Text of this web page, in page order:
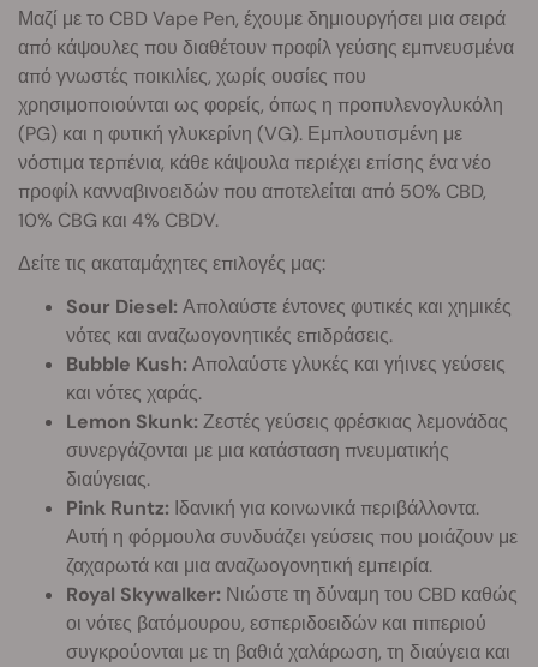
Μαζί με το CBD Vape Pen, έχουμε δημιουργήσει μια σειρά
από κάψουλες που διαθέτουν προφίλ γεύσης εμπνευσμένα
από γνωστές ποικιλίες, χωρίς ουσίες που
χρησιμοποιούνται ως φορείς, όπως η προπυλενογλυκόλη
(PG) και η φυτική γλυκερίνη (VG). Εμπλουτισμένη με
νόστιμα τερπένια, κάθε κάψουλα περιέχει επίσης ένα νέο
προφίλ κανναβινοειδών που αποτελείται από 50% CBD,
10% CBG και 4% CBDV.
Δείτε τις ακαταμάχητες επιλογές μας:
Sour Diesel: Απολαύστε έντονες φυτικές και χημικές
νότες και αναζωογονητικές επιδράσεις.
Bubble Kush: Απολαύστε γλυκές και γήινες γεύσεις
και νότες χαράς.
Lemon Skunk: Ζεστές γεύσεις φρέσκιας λεμονάδας
συνεργάζονται με μια κατάσταση πνευματικής
διαύγειας.
Pink Runtz: Ιδανική για κοινωνικά περιβάλλοντα.
Αυτή η φόρμουλα συνδυάζει γεύσεις που μοιάζουν με
ζαχαρωτά και μια αναζωογονητική εμπειρία.
Royal Skywalker: Νιώστε τη δύναμη του CBD καθώς
οι νότες βατόμουρου, εσπεριδοειδών και πιπεριού
συγκρούονται με τη βαθιά χαλάρωση, τη διαύγεια και